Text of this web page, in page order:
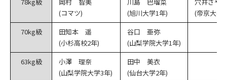
(コマツ)
(旭川大学1年)
(帝京大学
70kg級
田知本 遥
(小杉高校2年)
谷口 亜弥
(山梨学院大学1年)
63kg級
小澤 理奈
(山梨学院大学3年)
田中 美衣
(仙台大学2年)